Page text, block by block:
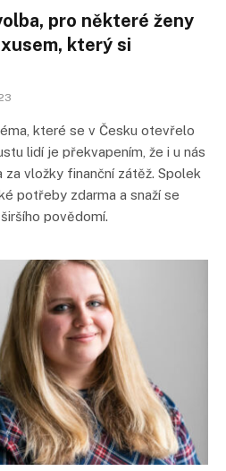
pro některé ženy
který si
které se v Česku otevřelo
lidí je překvapením, že i u nás
za vložky finanční zátěž. Spolek
potřeby zdarma a snaží se
povědomí.